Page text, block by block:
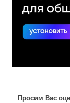
Просим Вас